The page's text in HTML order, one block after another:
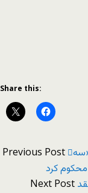
Share this:
Previous Post
کرد
Next Post